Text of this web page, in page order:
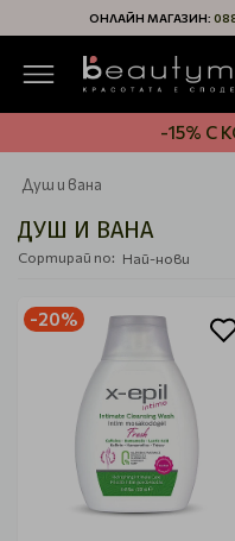
ОНЛАЙН МАГАЗИН:
-15% С
Душ и вана
ДУШ И ВАНА
Сортирай по:
-20%